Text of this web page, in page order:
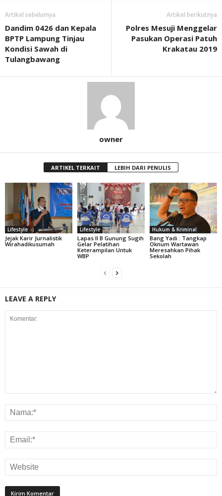
Artikel sebelumya
Dandim 0426 dan Kepala
BPTP Lampung Tinjau
Kondisi Sawah di
Tulangbawang
Artikel berikutnya
Polres Mesuji Menggelar
Pasukan Operasi Patuh
Krakatau 2019
owner
ARTIKEL TERKAIT LEBIH DARI PENULIS
Lifestyle
Jejak Karir Jurnalistik
Wirahadikusumah
Lifestyle
Lapas II B Gunung Sugih
Gelar Pelatihan
Keterampilan Untuk
WBP
Hukum & Kriminal
Bang Yadi : Tangkap
Oknum Wartawan
Meresahkan Pihak
Sekolah
LEAVE A REPLY